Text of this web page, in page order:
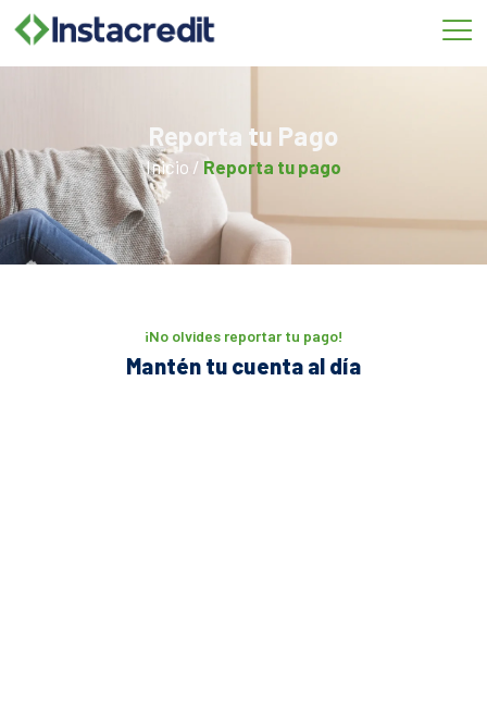
Omitir
ir
Reporta tu Pago
Inicio / Reporta tu pago
¡No olvides reportar tu pago!
Mantén tu cuenta al día